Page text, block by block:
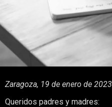
Zaragoza, 19 de enero de 2023
Queridos padres y madres: